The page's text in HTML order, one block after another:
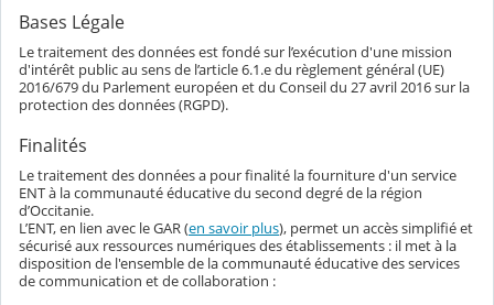
Bases Légale
Le traitement des données est fondé sur l’exécution d'une mission
d'intérêt public au sens de l’article 6.1.e du règlement général (UE)
2016/679 du Parlement européen et du Conseil du 27 avril 2016 sur la
protection des données (RGPD).
Finalités
Le traitement des données a pour finalité la fourniture d'un service
ENT à la communauté éducative du second degré de la région
d’Occitanie.
L’ENT, en lien avec le GAR (en savoir plus), permet un accès simplifié et
sécurisé aux ressources numériques des établissements : il met à la
disposition de l'ensemble de la communauté éducative des services
de communication et de collaboration :